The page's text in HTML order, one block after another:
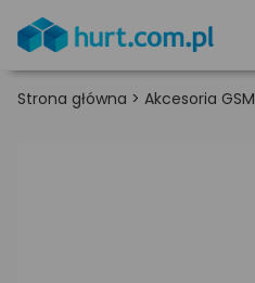
Strona główna > Akcesoria GSM